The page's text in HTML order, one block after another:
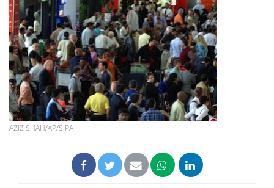
AZIZ SHAH/AP/SIPA